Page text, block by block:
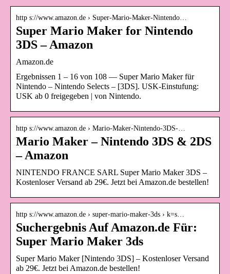
http s://www.amazon.de › Super-Mario-Maker-Nintendo…
Super Mario Maker for Nintendo
3DS – Amazon
Amazon.de
Ergebnissen 1 – 16 von 108 — Super Mario Maker für
Nintendo – Nintendo Selects – [3DS]. USK-Einstufung:
USK ab 0 freigegeben | von Nintendo.
http s://www.amazon.de › Mario-Maker-Nintendo-3DS-…
Mario Maker – Nintendo 3DS & 2DS
– Amazon
NINTENDO FRANCE SARL Super Mario Maker 3DS –
Kostenloser Versand ab 29€. Jetzt bei Amazon.de bestellen!
http s://www.amazon.de › super-mario-maker-3ds › k=s…
Suchergebnis Auf Amazon.de Für:
Super Mario Maker 3ds
Super Mario Maker [Nintendo 3DS] – Kostenloser Versand
ab 29€. Jetzt bei Amazon.de bestellen!